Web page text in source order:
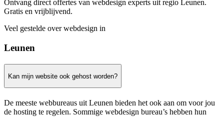
Ontvang direct offertes van webdesign experts uit regio Leunen.
Gratis en vrijblijvend.
Veel gestelde over webdesign in
Leunen
Kan mijn website ook gehost worden?
De meeste webbureaus uit Leunen bieden het ook aan om voor jou
de hosting te regelen. Sommige webdesign bureau’s hebben hun